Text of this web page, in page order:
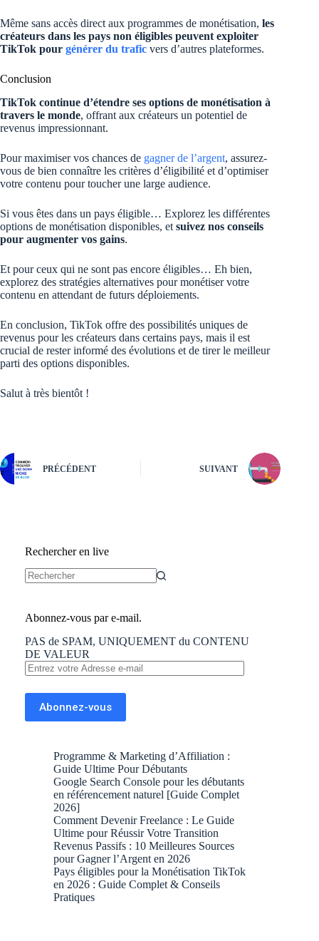
Même sans accès direct aux programmes de monétisation, les
créateurs dans les pays non éligibles peuvent exploiter
TikTok pour générer du trafic vers d’autres plateformes.
Conclusion
TikTok continue d’étendre ses options de monétisation à
travers le monde, offrant aux créateurs un potentiel de
revenus impressionnant.
Pour maximiser vos chances de gagner de l’argent, assurez-
vous de bien connaître les critères d’éligibilité et d’optimiser
votre contenu pour toucher une large audience.
Si vous êtes dans un pays éligible… Explorez les différentes
options de monétisation disponibles, et suivez nos conseils
pour augmenter vos gains.
Et pour ceux qui ne sont pas encore éligibles… Eh bien,
explorez des stratégies alternatives pour monétiser votre
contenu en attendant de futurs déploiements.
En conclusion, TikTok offre des possibilités uniques de
revenus pour les créateurs dans certains pays, mais il est
crucial de rester informé des évolutions et de tirer le meilleur
parti des options disponibles.
Salut à très bientôt !
PRÉCÉDENT SUIVANT
Rechercher en live
Abonnez-vous par e-mail.
PAS de SPAM, UNIQUEMENT du CONTENU
DE VALEUR
Entrez
votre
Adresse
mail
Abonnez-vous
Programme & Marketing d’Affiliation :
Guide Ultime Pour Débutants
Google Search Console pour les débutants
en référencement naturel [Guide Complet
2026]
Comment Devenir Freelance : Le Guide
Ultime pour Réussir Votre Transition
Revenus Passifs : 10 Meilleures Sources
pour Gagner l’Argent en 2026
Pays éligibles pour la Monétisation TikTok
en 2026 : Guide Complet & Conseils
Pratiques